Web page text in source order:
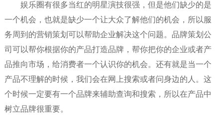
娱乐圈有很多当红的明星演技很强，但是他们缺少的是
一个机会，也就是缺少一个让大众了解他们的机会，所以服
务周到的营销策划可以帮助企业解决这个问题。品牌策划公
司可以帮你根据你的产品打造品牌，帮你把你的企业或者产
品推向市场，给消费者一个认识你的机会。还有就是当一个
产品不理解的时候，我们会在网上搜索或者问身边的人。这
个时候一定要有一个品牌来辅助查询和搜索，所以在产品中
树立品牌很重要。